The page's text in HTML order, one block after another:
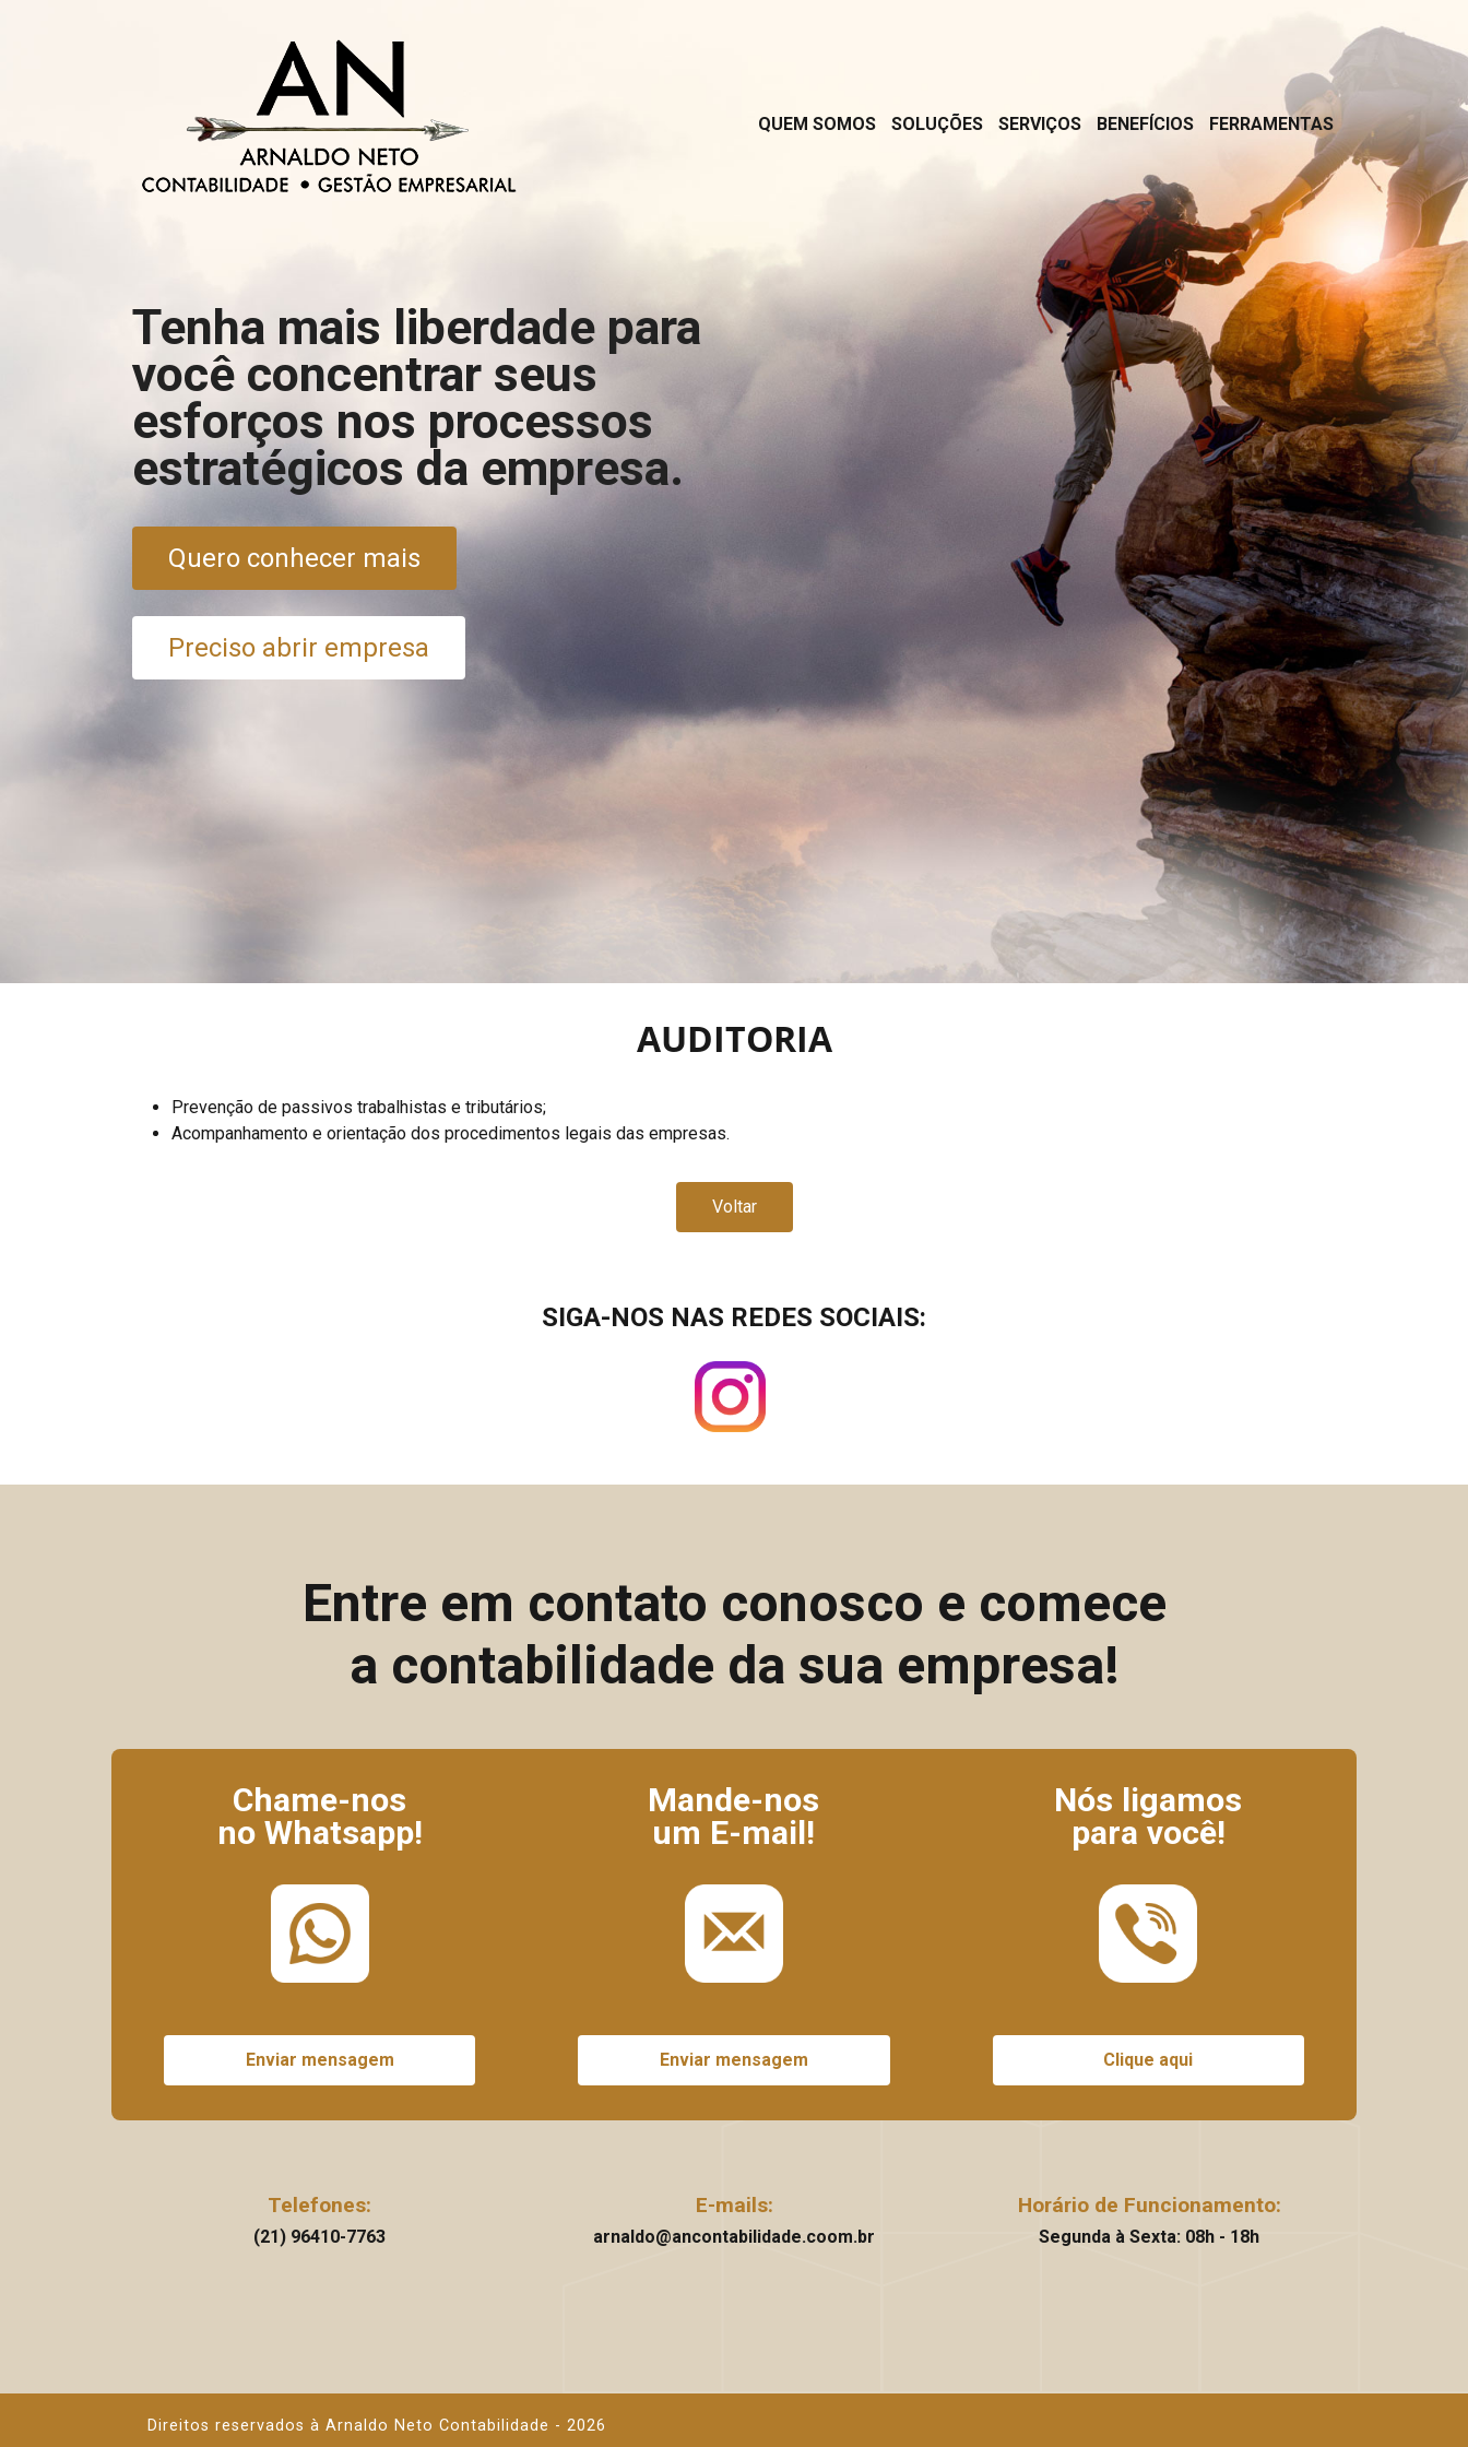
QUEM SOMOS SOLUÇÕES SERVIÇOS BENEFÍCIOS FERRAMENTAS
Tenha mais liberdade para
você concentrar seus
esforços nos processos
estratégicos da empresa.
Quero conhecer mais
Preciso abrir empresa
AUDITORIA
Prevenção de passivos trabalhistas e tributários;
Acompanhamento e orientação dos procedimentos legais das empresas.
Voltar
SIGA-NOS NAS REDES SOCIAIS:
Entre em contato conosco e comece
a contabilidade da sua empresa!
Chame-nos
no Whatsapp!
Enviar mensagem
Mande-nos
um E-mail!
Enviar mensagem
Nós ligamos
para você!
Clique aqui
Telefones:
(21) 96410-7763
E-mails:
arnaldo@ancontabilidade.coom.br
Horário de Funcionamento:
Segunda à Sexta: 08h - 18h
Direitos reservados à Arnaldo Neto Contabilidade - 2026